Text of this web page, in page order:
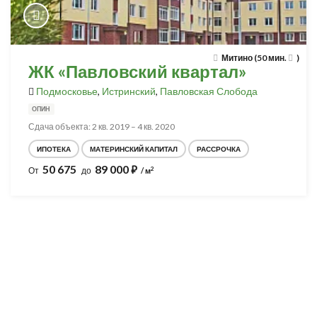
Митино (50 мин. )
ЖК «Павловский квартал»
Подмосковье, Истринский, Павловская Слобода
ОПИН
Сдача объекта: 2 кв. 2019 – 4 кв. 2020
ИПОТЕКА МАТЕРИНСКИЙ КАПИТАЛ РАССРОЧКА
От 50 675 до 89 000⃏ / м2